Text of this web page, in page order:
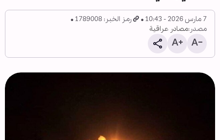
7 مارس 2026 - 10:43
رمز الخبر: 1789008
مصدر:مصادر عراقية